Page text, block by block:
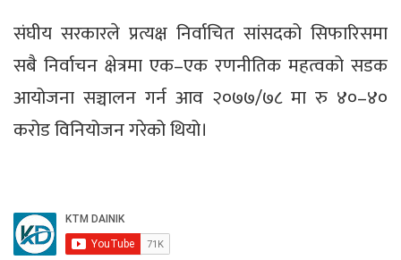
संघीय सरकारले प्रत्यक्ष निर्वाचित सांसदको सिफारिसमा
सबै निर्वाचन क्षेत्रमा एक–एक रणनीतिक महत्वको सडक
आयोजना सञ्चालन गर्न आव २०७७/७८ मा रु ४०–४०
करोड विनियोजन गरेको थियो।